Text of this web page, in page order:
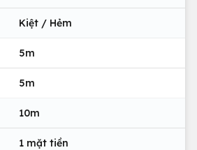
Kiệt / Hẻm
5m
5m
10m
1 mặt tiền